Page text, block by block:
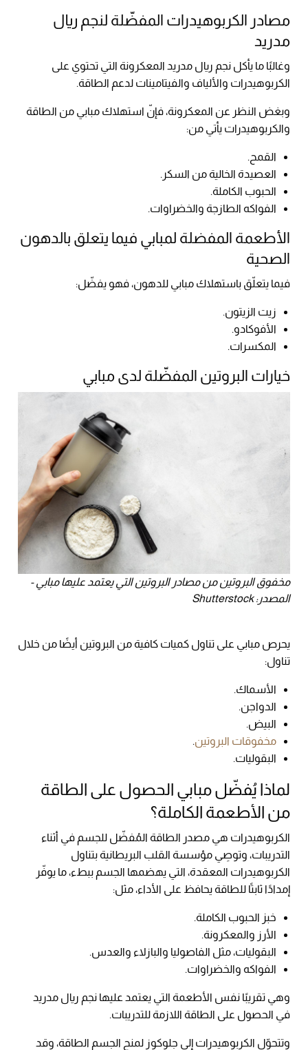
مصادر الكربوهيدرات المفضّلة لنجم ريال
مدريد
وغالبًا ما يأكل نجم ريال مدريد المعكرونة التي تحتوي على
الكربوهيدرات والألياف والفيتامينات لدعم الطاقة.
وبغض النظر عن المعكرونة، فإنّ استهلاك مبابي من الطاقة
والكربوهيدرات يأتي من:
القمح.
العصيدة الخالية من السكر.
الحبوب الكاملة.
الفواكه الطازجة والخضراوات.
الأطعمة المفضلة لمبابي فيما يتعلق بالدهون
الصحية
فيما يتعلّق باستهلاك مبابي للدهون، فهو يفضّل:
زيت الزيتون.
الأفوكادو.
المكسرات.
خيارات البروتين المفضّلة لدى مبابي
مخفوق البروتين من مصادر البروتين التي يعتمد عليها مبابي -
المصدر: Shutterstock
يحرص مبابي على تناول كميات كافية من البروتين أيضًا من خلال
تناول:
الأسماك.
الدواجن.
البيض.
مخفوقات البروتين.
البقوليات.
لماذا يُفضّل مبابي الحصول على الطاقة
من الأطعمة الكاملة؟
الكربوهيدرات هي مصدر الطاقة المُفضّل للجسم في أثناء
التدريبات، وتوصِي مؤسسة القلب البريطانية بتناول
الكربوهيدرات المعقدة، التي يهضمها الجسم ببطء، ما يوفّر
إمدادًا ثابتًا للطاقة يحافظ على الأداء، مثل:
خبز الحبوب الكاملة.
الأرز والمعكرونة.
البقوليات، مثل الفاصوليا والبازلاء والعدس.
الفواكه والخضراوات.
وهي تقريبًا نفس الأطعمة التي يعتمد عليها نجم ريال مدريد
في الحصول على الطاقة اللازمة للتدريبات.
وتتحوّل الكربوهيدرات إلى جلوكوز لمنح الجسم الطاقة، وقد